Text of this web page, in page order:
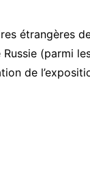
étrangères
(parmi
de